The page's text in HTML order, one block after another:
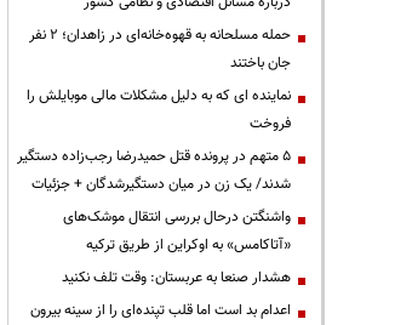
حمله مسلحانه به قهوه‌خانه‌ای در زاهدان؛ ۲ نفر
جان باختند
نماینده ای که به دلیل مشکلات مالی موبایلش را
فروخت
۵ متهم در پرونده قتل حمیدرضا رجب‌زاده دستگیر
شدند/ یک زن در میان دستگیرشدگان + جزئیات
واشنگتن درحال بررسی انتقال موشک‌های
«آتاکامس» به اوکراین از طریق ترکیه
هشدار صنعا به عربستان: وقت تلف نکنید
اعدام بد است اما قلب تپنده‌ای را از سینه بیرون